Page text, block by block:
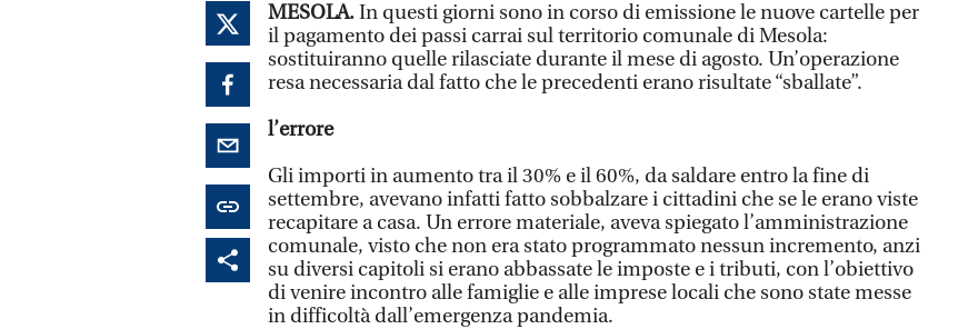
MESOLA.In questi giorni sono in corso di emissione le nuove cartelle per
il pagamento dei passi carrai sul territorio comunale di Mesola:
sostituiranno quelle rilasciate durante il mese di agosto. Un’operazione
resa necessaria dal fatto che le precedenti erano risultate “sballate”.
l’errore
Gli importi in aumento tra il 30% e il 60%, da saldare entro la fine di
settembre, avevano infatti fatto sobbalzare i cittadini che se le erano viste
recapitare a casa. Un errore materiale, aveva spiegato l’amministrazione
comunale, visto che non era stato programmato nessun incremento, anzi
su diversi capitoli si erano abbassate le imposte e i tributi, con l’obiettivo
di venire incontro alle famiglie e alle imprese locali che sono state messe
in difficoltà dall’emergenza pandemia.